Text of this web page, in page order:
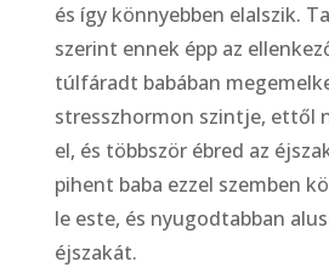
és így könnyebben elalszik.
szerint ennek épp az
túlfáradt babában
stresszhormon szintje, ettől
el, és többször ébred az
pihent baba ezzel szemben
le este, és nyugodtabban
éjszakát.